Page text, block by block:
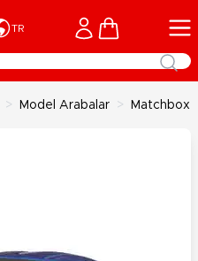
TR Cart
> Model Arabalar > Matchbox